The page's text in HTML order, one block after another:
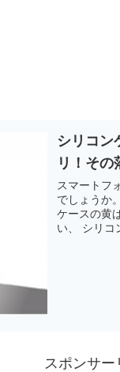
シリコン
リ！その
スマートフ
でしょうか
ケースの黄
い、 シリコ
スポンサー